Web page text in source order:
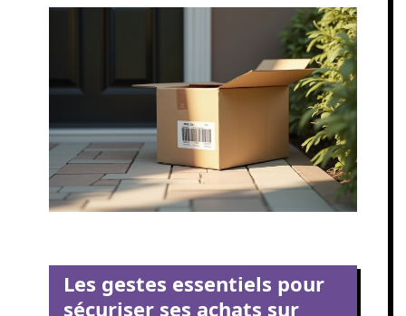
Les gestes essentiels pour
sécuriser ses achats sur